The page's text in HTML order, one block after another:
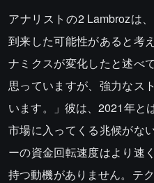
アナリストの2 Lambrozは
到来した可能性があると考
ナミクスが変化したと述べ
思っていますが、強力なス
います。」彼は、2021年と
市場に入ってくる兆候がな
ーの資金回転速度はより速
持つ動機がありません。テ